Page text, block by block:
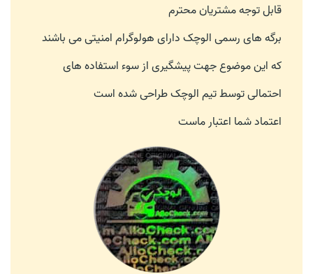
قابل توجه مشتریان محترم
برگه های رسمی الوچک دارای هولوگرام امنیتی می باشند
که این موضوع جهت پیشگیری از سوء استفاده های
احتمالی توسط تیم الوچک طراحی شده است
اعتماد شما اعتبار ماست